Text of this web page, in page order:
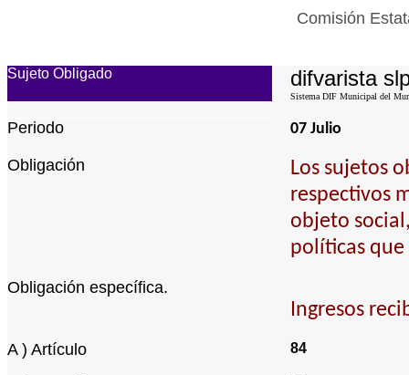
Comisión
Sujeto Obligado difvarista
Sistema DIF Municipal del
Periodo 07 Julio
Obligación
Los sujetos
respectivos
objeto
políticas
Obligación específica.
Ingresos
A ) Artículo 84